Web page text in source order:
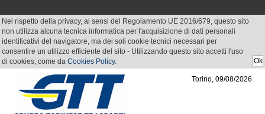
Nel rispetto della privacy, ai sensi del Regolamento UE 2016/679, questo sito
non utilizza alcuna tecnica informatica per l'acquisizione di dati personali
identificativi del navigatore, ma dei soli cookie tecnici necessari per
consentire un utilizzo efficiente del sito - Utilizzando questo sito accetti l'uso
di cookies, come da Cookies Policy.
Torino, 09/08/2026